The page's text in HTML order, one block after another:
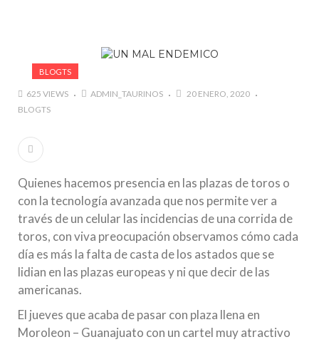
#ARLES SIN MISTERIOS
#LA COLOMBIA TAURINA SE VISTE DE LUCES EN
BOGOTA
BLOGTS
625 VIEWS ADMIN_TAURINOS
20 ENERO, 2020
BLOGTS
Quienes hacemos presencia en las plazas de toros o
con la tecnología avanzada que nos permite ver a
través de un celular las incidencias de una corrida de
toros, con viva preocupación observamos cómo cada
día es más la falta de casta de los astados que se
lidian en las plazas europeas y ni que decir de las
americanas.
El jueves que acaba de pasar con plaza llena en
Moroleon – Guanajuato con un cartel muy atractivo